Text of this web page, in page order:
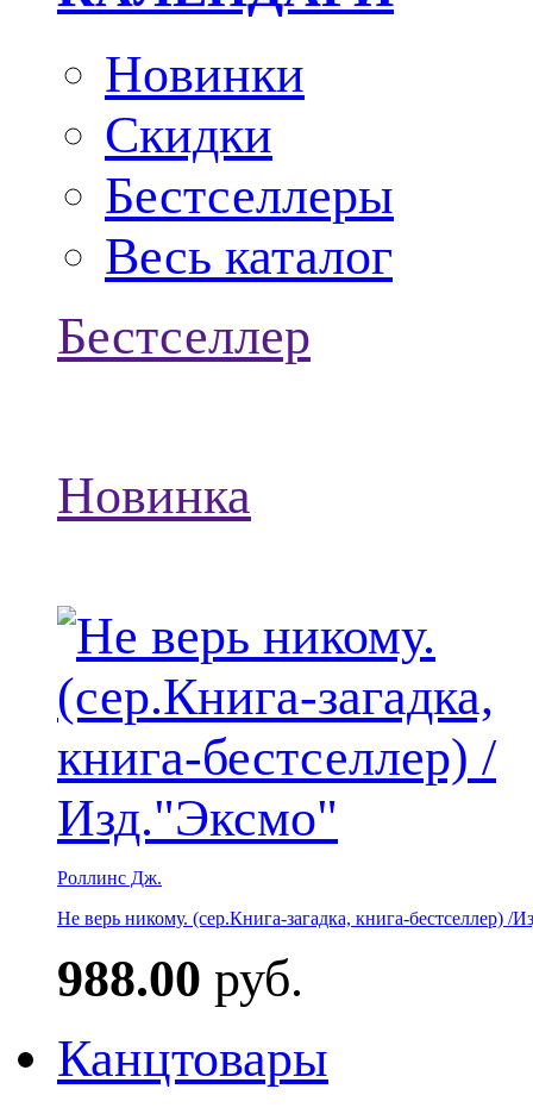
Новинки
Скидки
Бестселлеры
Весь каталог
Бестселлер
Новинка
Роллинс Дж.
Не верь никому. (сер.Книга-загадка, книга-бестселлер) /
988.00 руб.
Канцтовары